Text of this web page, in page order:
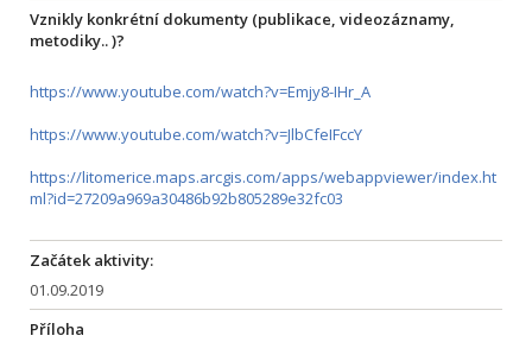
Vznikly konkrétní dokumenty (publikace, videozáznamy,
metodiky.. )?
https://www.youtube.com/watch?v=Emjy8-IHr_A
https://www.youtube.com/watch?v=JlbCfeIFccY
https://litomerice.maps.arcgis.com/apps/webappviewer/index.ht
ml?id=27209a969a30486b92b805289e32fc03
Začátek aktivity:
01.09.2019
Příloha